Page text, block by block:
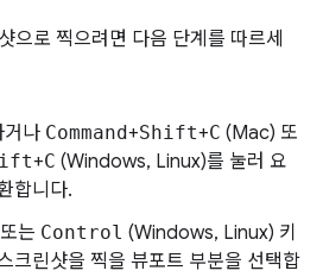
으로 찍으려면 다음 단계를 따르세
거나 Command+Shift+C (Mac) 또
+C (Windows, Linux)를 눌러 요
합니다.
는 Control (Windows, Linux) 키
크린샷을 찍을 뷰포트 부분을 선택합